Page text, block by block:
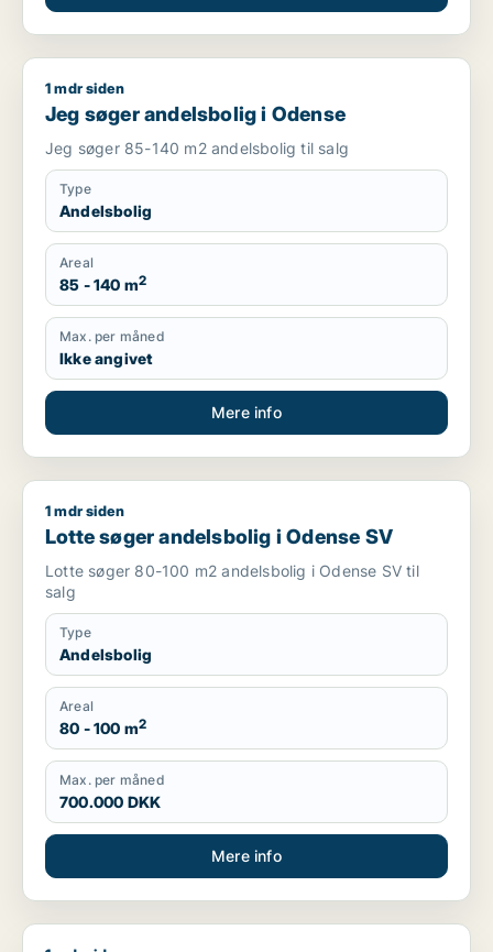
Jeg søger andelsbolig i Odense
1 mdr siden
Jeg søger andelsbolig i Odense
Jeg søger 85-140 m2 andelsbolig til salg
Type
Andelsbolig
Areal
85 - 140 m2
Max. per måned
Ikke angivet
Mere info
Lotte søger andelsbolig i Odense SV
1 mdr siden
Lotte søger andelsbolig i Odense SV
Lotte søger 80-100 m2 andelsbolig i Odense SV til
salg
Type
Andelsbolig
Areal
80 - 100 m2
Max. per måned
700.000 DKK
Mere info